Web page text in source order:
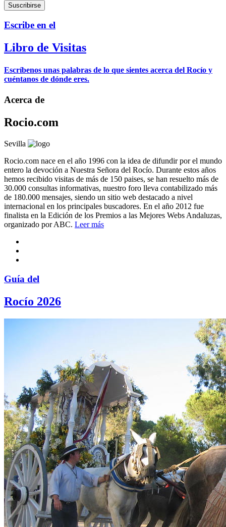
Escribe en el
Libro de Visitas
Escríbenos unas palabras de lo que sientes acerca del Rocío y
cuéntanos de dónde eres.
Acerca de
Rocio.com
Sevilla
Rocio.com nace en el año 1996 con la idea de difundir por el mundo
entero la devoción a Nuestra Señora del Rocío. Durante estos años
hemos recibido visitas de más de 150 paises, se han resuelto más de
30.000 consultas informativas, nuestro foro lleva contabilizado más
de 180.000 mensajes, siendo un sitio web destacado a nivel
internacional en los principales buscadores. En el año 2012 fue
finalista en la Edición de los Premios a las Mejores Webs Andaluzas,
organizado por ABC. Leer más
Guía del
Rocío 2026